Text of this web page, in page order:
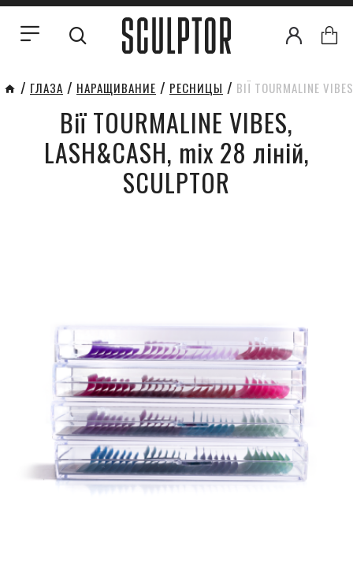
ГЛАЗА НАРАЩИВАНИЕ РЕСНИЦЫ ВІЇ TOURMALINE
Вії TOURMALINE VIBES,
LASH&CASH, mix 28 ліній,
SCULPTOR